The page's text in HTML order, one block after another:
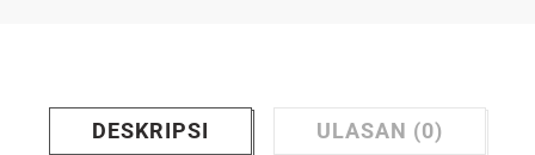
DESKRIPSI ULASAN (0)